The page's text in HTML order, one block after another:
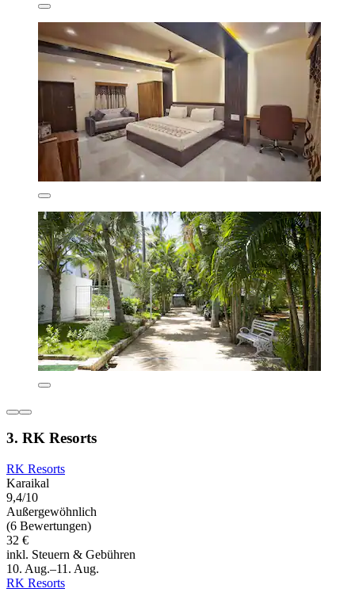
3. RK Resorts
RK Resorts
Karaikal
9,4/10
Außergewöhnlich
(6 Bewertungen)
32 €
inkl. Steuern & Gebühren
10. Aug.–11. Aug.
RK Resorts